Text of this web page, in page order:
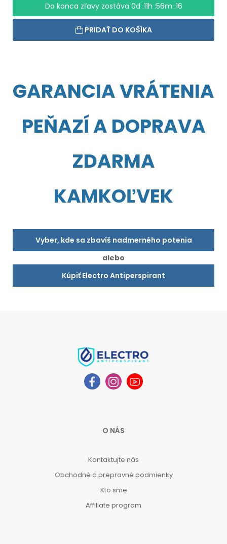
Do konca zľavy zostáva 0d :11h :56m :15
PRIDAŤ DO KOŠÍKA
GARANCIA VRÁTENIA
PEŇAZÍ A DOPRAVA
ZDARMA
KAMKOĽVEK
Vyber, kde sa zbavíš nadmerného potenia
alebo
Kúpiť Electro Antiperspirant
O NÁS
Kontaktujte nás
Obchodné a prepravné podmienky
Kto sme
Affiliate program